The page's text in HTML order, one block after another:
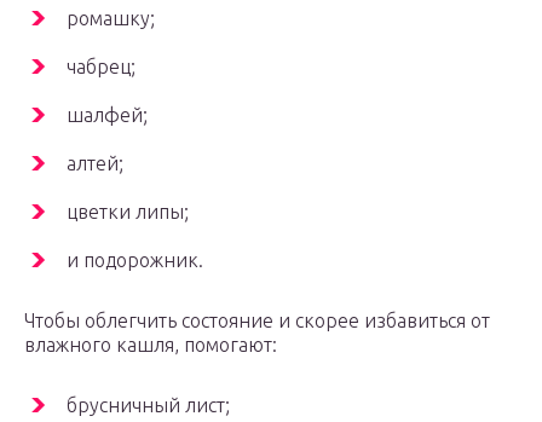
ромашку;
чабрец;
шалфей;
алтей;
цветки липы;
и подорожник.
Чтобы облегчить состояние и скорее избавиться от
влажного кашля, помогают:
брусничный лист;